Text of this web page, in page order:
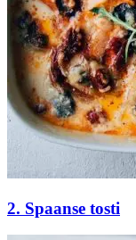
2. Spaanse tosti